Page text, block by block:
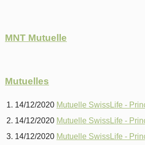
MNT Mutuelle
Mutuelles
14/12/2020 Mutuelle SwissLife -
14/12/2020 Mutuelle SwissLife -
14/12/2020 Mutuelle SwissLife -